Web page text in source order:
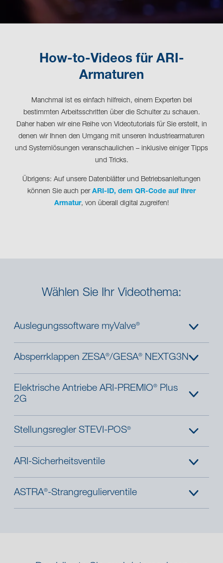
How-to-Videos für ARI-
Armaturen
Manchmal ist es einfach hilfreich, einem Experten bei
bestimmten Arbeitsschritten über die Schulter zu schauen.
Daher haben wir eine Reihe von Videotutorials für Sie erstellt, in
denen wir Ihnen den Umgang mit unseren Industriearmaturen
und Systemlösungen veranschaulichen – inklusive einiger Tipps
und Tricks.
Übrigens: Auf unsere Datenblätter und Betriebsanleitungen
können Sie auch per ARI-ID, dem QR-Code auf Ihrer
Armatur, von überall digital zugreifen!
Wählen Sie Ihr Videothema:
Auslegungssoftware myValve®
myValve ®-Onlinetraining
Absperrklappen ZESA®/GESA® NEXTG3N
How-to: Manschettentausch ZESA
Elektrische Antriebe ARI-PREMIO® Plus
2G
Stellungsregler STEVI-POS®
ARI-Sicherheitsventile
ASTRA®-Strangregulierventile